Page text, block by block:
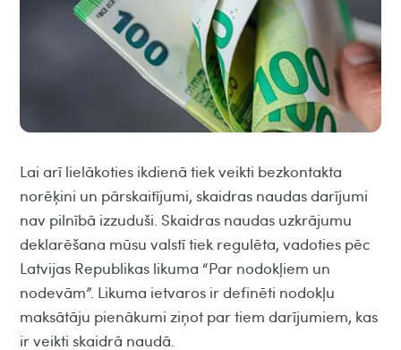
Lai arī lielākoties ikdienā tiek veikti bezkontakta
norēķini un pārskaitījumi, skaidras naudas darījumi
nav pilnībā izzuduši. Skaidras naudas uzkrājumu
deklarēšana mūsu valstī tiek regulēta, vadoties pēc
Latvijas Republikas likuma “Par nodokļiem un
nodevām”. Likuma ietvaros ir definēti nodokļu
maksātāju pienākumi ziņot par tiem darījumiem, kas
ir veikti skaidrā naudā.